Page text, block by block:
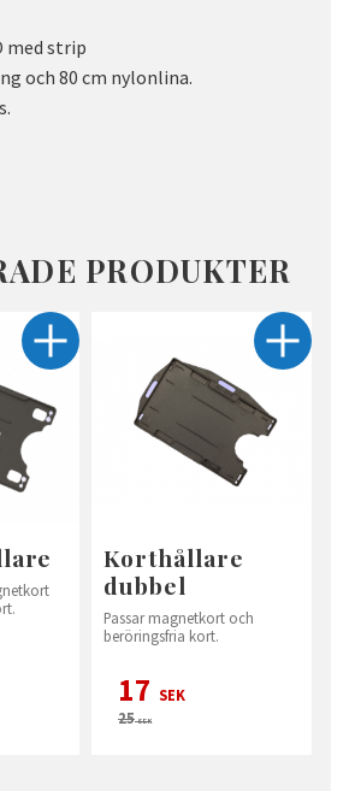
med strip
och 80 cm nylonlina.
PRODUKTER
Korthållare
dubbel
Passar magnetkort och
beröringsfria kort.
17 SEK
25SEK